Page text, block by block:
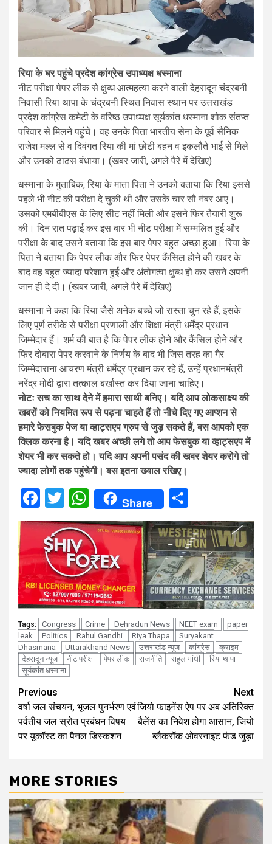
रिया के घर पहुंचे प्रदेश कांग्रेस उपाध्यक्ष धस्माना
नीट परीक्षा पेपर लीक से क्षुब्ध आत्महत्या करने वाली देहरादून चंद्रबनी
निवासी रिया थापा के चंद्रबनी स्थित निवास स्थान पर उत्तराखंड
प्रदेश कांग्रेस कमेटी के वरिष्ठ उपाध्यक्ष सूर्यकांत धस्माना शोक संतप्त
परिवार से मिलने पहुंचे। वह उनके पिता भारतीय सेना के पूर्व सैनिक
राजेश मल्ल से व दिवंगत रिया की मां छोटी बहन व इकलौते भाई से मिले
और उनको ढाढस बंधाया। (खबर जारी, अगले पैरे में देखिए)
धस्माना के मुताबिक, रिया के माता पिता ने उनको बताया कि रिया इससे
पहले भी नीट की परीक्षा दे चुकी थी और उसके चार सौ नंबर आए।
उसको एमबीबीएस के लिए सीट नहीं मिली और इसने फिर तैयारी शुरू
की। दिन रात पढ़ाई कर इस बार भी नीट परीक्षा में सम्मलित हुई और
परीक्षा के बाद उसने बताया कि इस बार पेपर बहुत अच्छा हुआ। रिया के
पिता ने बताया कि पेपर लीक और फिर पेपर कैंसिल होने की खबर के
बाद वह बहुत ज्यादा परेशान हुई और अंतोगत्वा क्षुब्ध हो कर उसने अपनी
जान ही दे दी। (खबर जारी, अगले पैरे में देखिए)
धस्माना ने कहा कि रिया जैसे अनेक बच्चे जो रास्ता चुन रहे हैं, इसके
लिए पूर्ण तरीके से परीक्षा प्रणाली और शिक्षा मंत्री धर्मेंद्र प्रधान
जिम्मेदार हैं। शर्म की बात है कि पेपर लीक होने और कैंसिल होने और
फिर दोबारा पेपर करवाने के निर्णय के बाद भी जिस तरह का गैर
जिम्मेदाराना आचरण मंत्री धर्मेंद्र प्रधान कर रहे हैं, उन्हें प्रधानमंत्री
नरेंद्र मोदी द्वारा तत्काल बर्खास्त कर दिया जाना चाहिए।
नोटः सच का साथ देने में हमारा साथी बनिए। यदि आप लोकसाक्ष्य की
खबरों को नियमित रूप से पढ़ना चाहते हैं तो नीचे दिए गए आप्शन से
हमारे फेसबुक पेज या व्हाट्सएप ग्रुप से जुड़ सकते हैं, बस आपको एक
क्लिक करना है। यदि खबर अच्छी लगे तो आप फेसबुक या व्हाट्सएप में
शेयर भी कर सकते हो। यदि आप अपनी पसंद की खबर शेयर करोगे तो
ज्यादा लोगों तक पहुंचेगी। बस इतना ख्याल रखिए।
Facebook
Twitter
WhatsApp
Share
Tags: Congress Crime Dehradun News NEET exam
paper
leak
Politics Rahul Gandhi Riya Thapa
Suryakant
Dhasmana
Uttarakhand News उत्तराखंड न्यूज कांग्रेस
क्राइम
देहरादून न्यूज
नीट परीक्षा पेपर लीक राजनीति राहुल गांधी
रिया थापा
सूर्यकांत धस्माना
Continue
Reading
Previous
वर्षा जल संचयन, भूजल पुनर्भरण एवं
पर्वतीय जल स्रोत प्रबंधन विषय
पर यूकॉस्ट का पैनल डिस्कशन
Next
जियो फाइनेंस ऐप पर अब अतिरिक्त
बैलेंस का निवेश होगा आसान, जियो
ब्लैकरॉक ओवरनाइट फंड जुड़ा
MORE STORIES